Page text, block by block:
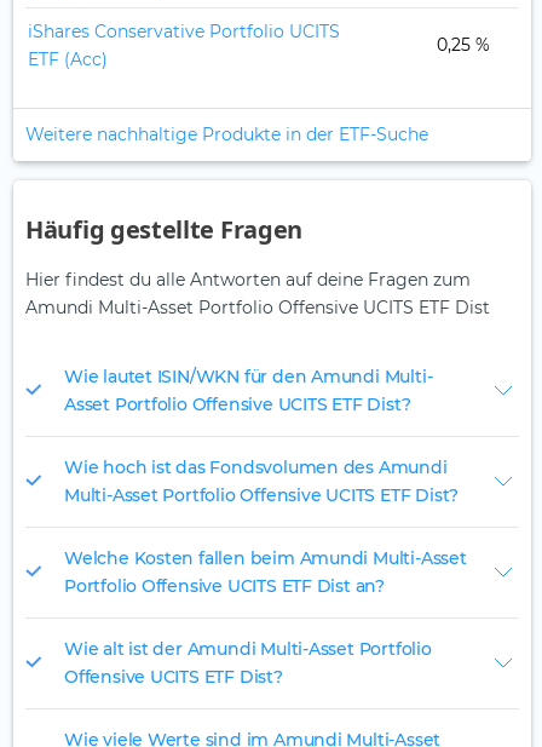
iShares Conservative Portfolio UCITS
ETF (Acc)
0,25 %
Weitere nachhaltige Produkte in der ETF-Suche
Häufig gestellte Fragen
Hier findest du alle Antworten auf deine Fragen zum
Amundi Multi-Asset Portfolio Offensive UCITS ETF Dist
Wie lautet ISIN/WKN für den Amundi Multi-
Asset Portfolio Offensive UCITS ETF Dist?
Wie hoch ist das Fondsvolumen des Amundi
Multi-Asset Portfolio Offensive UCITS ETF Dist?
Welche Kosten fallen beim Amundi Multi-Asset
Portfolio Offensive UCITS ETF Dist an?
Wie alt ist der Amundi Multi-Asset Portfolio
Offensive UCITS ETF Dist?
Wie viele Werte sind im Amundi Multi-Asset